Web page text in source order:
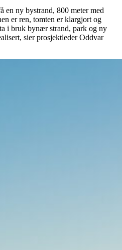
en ny bystrand, 800 meter med
er ren, tomten er klargjort og
i bruk bynær strand, park og ny
sier prosjektleder Oddvar